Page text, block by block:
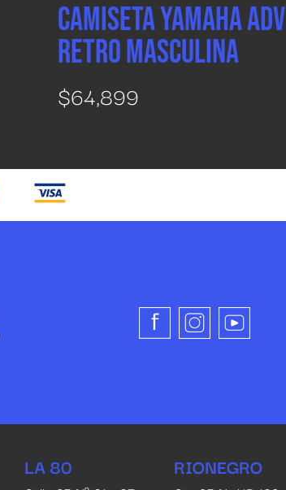
CAMISETA YAMAHA ADV
RETRO MASCULINA
$64,899
LA 80 RIONEGRO